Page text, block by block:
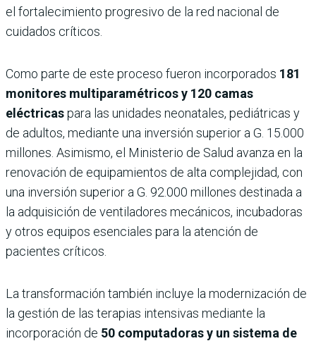
el fortalecimiento progresivo de la red nacional de
cuidados críticos.
Como parte de este proceso fueron incorporados 181
monitores multiparamétricos y 120 camas
eléctricaspara las unidades neonatales, pediátricas y
de adultos, mediante una inversión superior a G. 15.000
millones. Asimismo, el Ministerio de Salud avanza en la
renovación de equipamientos de alta complejidad, con
una inversión superior a G. 92.000 millones destinada a
la adquisición de ventiladores mecánicos, incubadoras
y otros equipos esenciales para la atención de
pacientes críticos.
La transformación también incluye la modernización de
la gestión de las terapias intensivas mediante la
incorporación de 50 computadoras y un sistema de